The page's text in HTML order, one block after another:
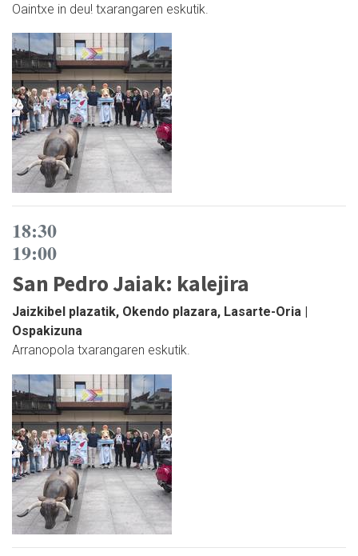
Oaintxe in deu! txarangaren eskutik.
18:30
19:00
San Pedro Jaiak: kalejira
Jaizkibel plazatik, Okendo plazara, Lasarte-Oria |
Ospakizuna
Arranopola txarangaren eskutik.